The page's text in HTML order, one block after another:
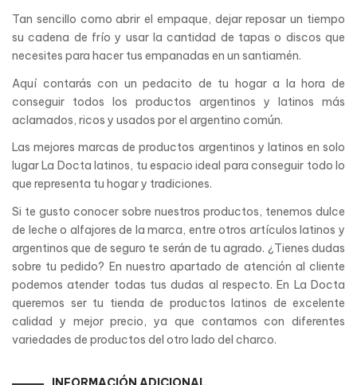
Tan sencillo como abrir el empaque, dejar reposar un tiempo
su cadena de frío y usar la cantidad de tapas o discos que
necesites para hacer tus empanadas en un santiamén.
Aquí contarás con un pedacito de tu hogar a la hora de
conseguir todos los productos argentinos y latinos más
aclamados, ricos y usados por el argentino común.
Las mejores marcas de productos argentinos y latinos en solo
lugar La Docta latinos, tu espacio ideal para conseguir todo lo
que representa tu hogar y tradiciones.
Si te gusto conocer sobre nuestros productos, tenemos dulce
de leche o alfajores de la marca, entre otros artículos latinos y
argentinos que de seguro te serán de tu agrado. ¿Tienes dudas
sobre tu pedido? En nuestro apartado de atención al cliente
podemos atender todas tus dudas al respecto. En La Docta
queremos ser tu tienda de productos latinos de excelente
calidad y mejor precio, ya que contamos con diferentes
variedades de productos del otro lado del charco.